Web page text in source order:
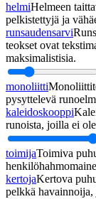
helmiHelmeen
pelkistettyjä ja
runsaudensarvi
teokset ovat
maksimalistisia.
monoliitti
pysyttelevä
kaleidoskooppi
runoista, joilla ei
toimijaToimiva
kertojaKertova
pelkkä